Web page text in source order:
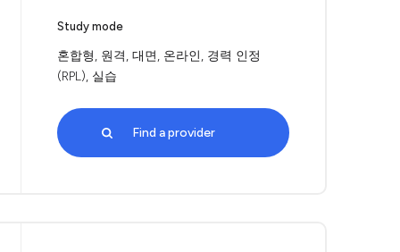
Study mode
혼합형, 원격, 대면, 온라인, 경력 인정
(RPL), 실습
Find a provider